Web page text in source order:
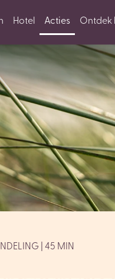
Hotel Acties Ontdek
| 45 MIN